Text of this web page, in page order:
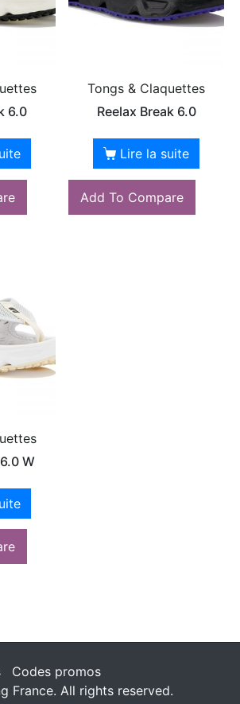
6.0
Tongs & Claquettes
Reelax Break 6.0
Lire la suite
Add To Compare
W
Codes promos
France. All rights reserved.